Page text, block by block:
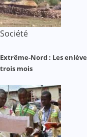
Société
Extrême-Nord : Les
trois mois